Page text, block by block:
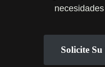
Solicite